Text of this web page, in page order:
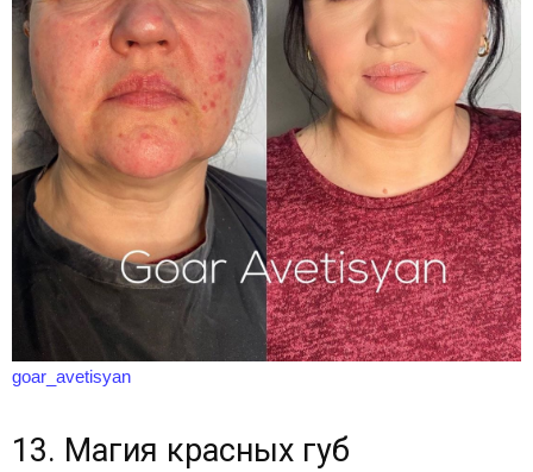
goar_avetisyan
13. Магия красных губ